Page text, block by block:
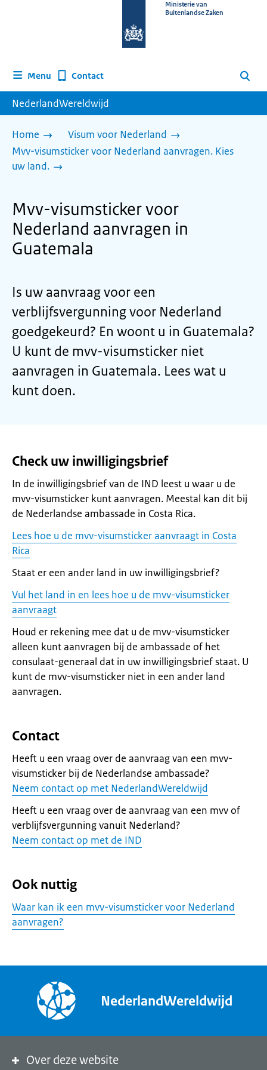
homepage
Ministerie van
Buitenlandse Zaken
Menu Contact Zoeken
NederlandWereldwijd
Home
Visum voor Nederland
Mvv-visumsticker voor Nederland aanvragen. Kies
uw land.
Mvv-visumsticker voor
Nederland aanvragen in
Guatemala
Is uw aanvraag voor een
verblijfsvergunning voor Nederland
goedgekeurd? En woont u in Guatemala?
U kunt de mvv-visumsticker niet
aanvragen in Guatemala. Lees wat u
kunt doen.
Check uw inwilligingsbrief
In de inwilligingsbrief van de IND leest u waar u de
mvv-visumsticker kunt aanvragen. Meestal kan dit bij
de Nederlandse ambassade in Costa Rica.
Lees hoe u de mvv-visumsticker aanvraagt in Costa
Rica
Staat er een ander land in uw inwilligingsbrief?
Vul het land in en lees hoe u de mvv-visumsticker
aanvraagt
Houd er rekening mee dat u de mvv-visumsticker
alleen kunt aanvragen bij de ambassade of het
consulaat-generaal dat in uw inwilligingsbrief staat. U
kunt de mvv-visumsticker niet in een ander land
aanvragen.
Contact
Heeft u een vraag over de aanvraag van een mvv-
visumsticker bij de Nederlandse ambassade?
Neem contact op met NederlandWereldwijd
Heeft u een vraag over de aanvraag van een mvv of
verblijfsvergunning vanuit Nederland?
Neem contact op met de IND
Ook nuttig
Waar kan ik een mvv-visumsticker voor Nederland
aanvragen?
NederlandWereldwijd
Over deze website